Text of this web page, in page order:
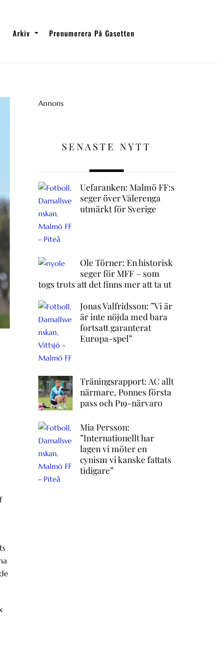
Arkiv Prenumerera På Gasetten
Annons
SENASTE NYTT
Uefaranken: Malmö FF:s
seger över Vålerenga
utmärkt för Sverige
Ole Törner: En historisk
seger för MFF – som
togs trots att det finns mer att ta ut
Jonas Valfridsson: ”Vi är
är inte nöjda med bara
fortsatt garanterat
Europa-spel”
Träningsrapport: AC allt
närmare, Ponnes första
pass och P19-närvaro
Mia Persson:
”Internationellt har
lagen vi möter en
cynism vi kanske fattats
tidigare”